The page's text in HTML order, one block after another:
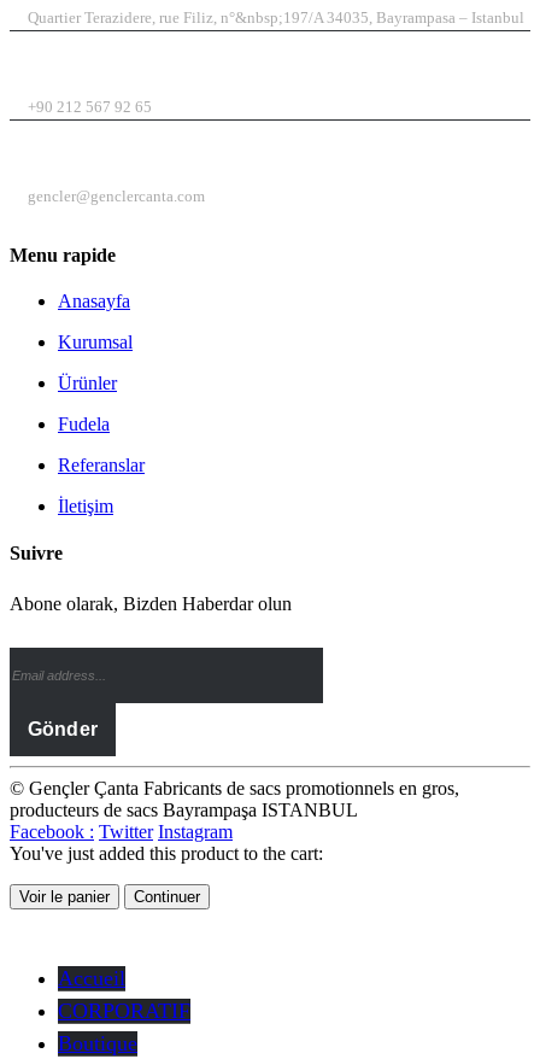
Quartier Terazidere, rue Filiz, n°&nbsp;197/A 34035, Bayrampasa – Istanbul
+90 212 567 92 65
gencler@genclercanta.com
Menu rapide
Anasayfa
Kurumsal
Ürünler
Fudela
Referanslar
İletişim
Suivre
Abone olarak, Bizden Haberdar olun
© Gençler Çanta Fabricants de sacs promotionnels en gros,
producteurs de sacs Bayrampaşa ISTANBUL
Facebook : Twitter Instagram
You've just added this product to the cart:
Voir le panier Continuer
Accueil
CORPORATIF
Boutique